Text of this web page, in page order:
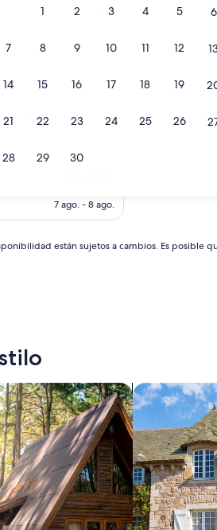
1 2 3 4 5 6
7 8 9 10 11 12
14 15 16 17 18 19
21 22 23 24 25 26
28 29 30
Vistas
actual
US$ 810
7 ago. - 8 ago.
están sujetos a cambios. Es posible
Buscar casas